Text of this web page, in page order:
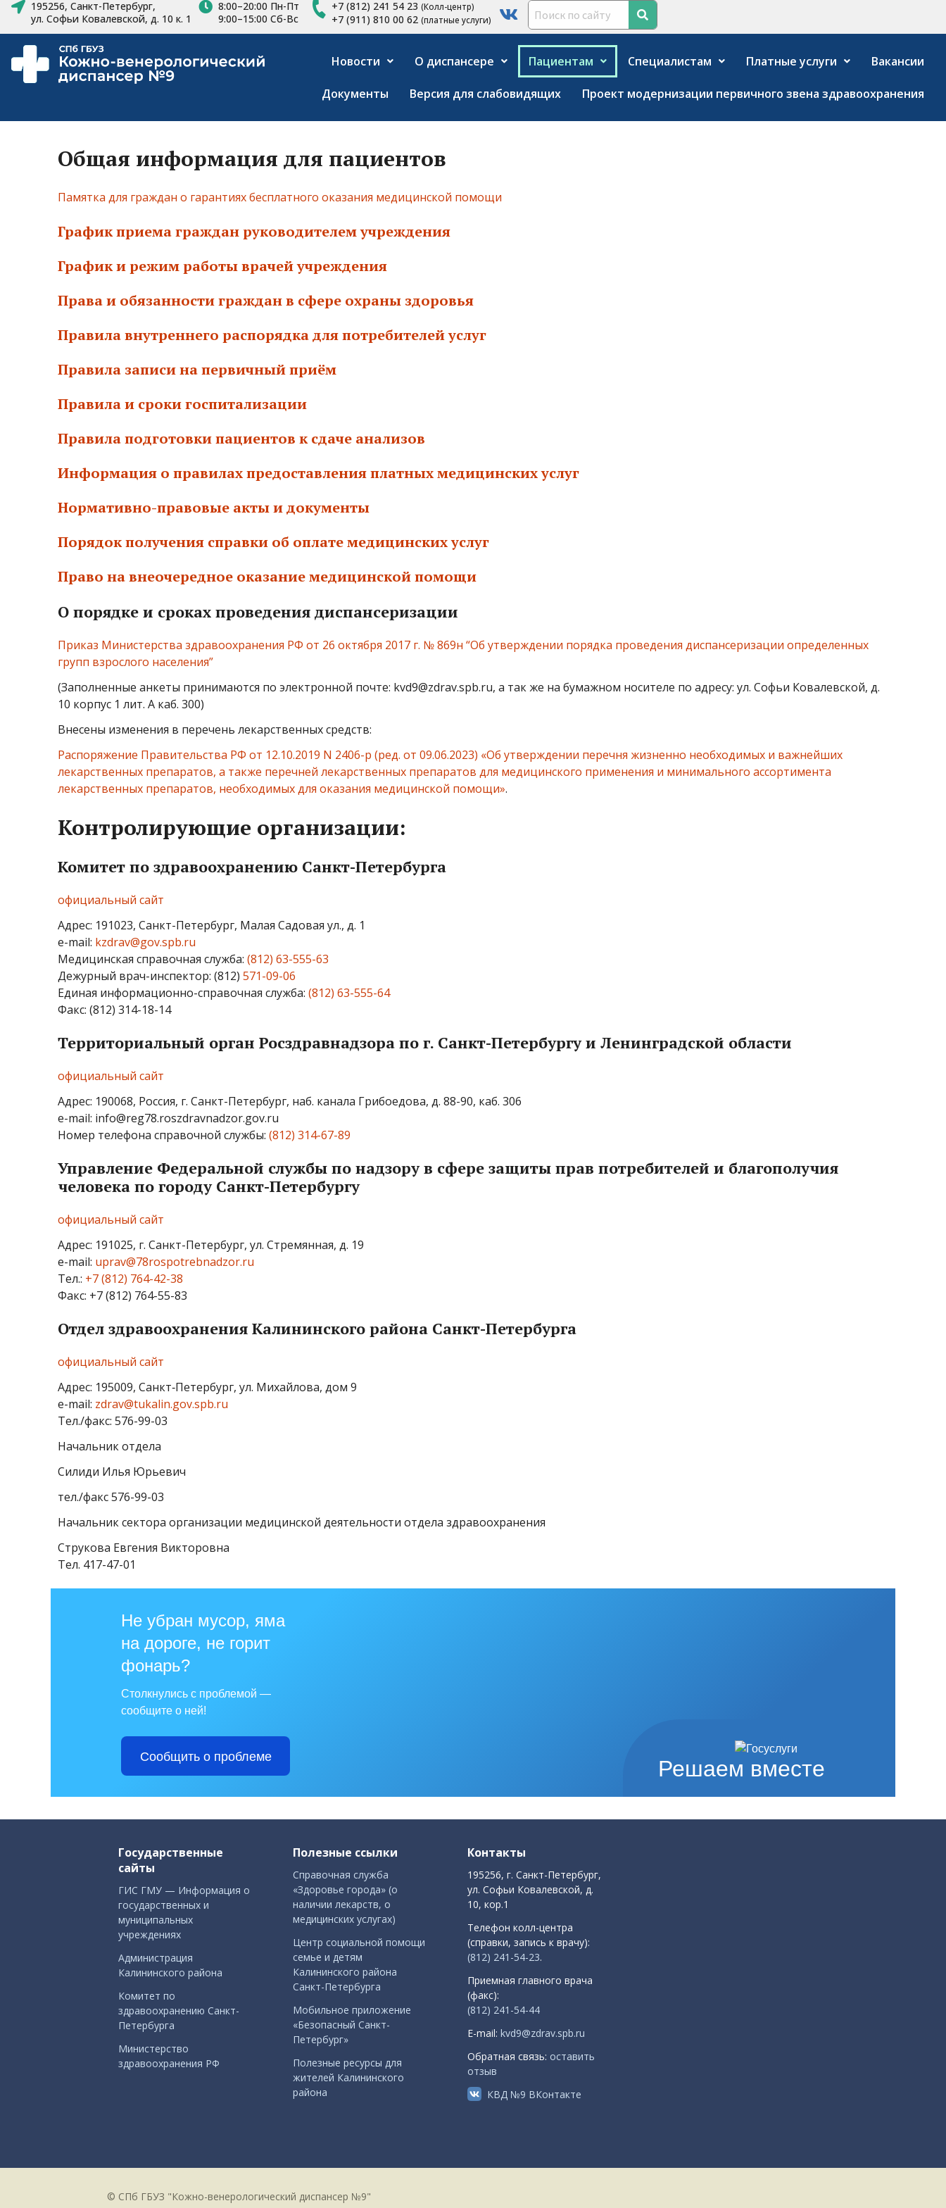
195256, Санкт-Петербург,
ул. Софьи Ковалевской, д. 10 к. 1
8:00–20:00 Пн-Пт
9:00–15:00 Сб-Вс
+7 (812) 241 54 23 (Колл-центр)
+7 (911) 810 00 62 (платные услуги)
Новости О диспансере Пациентам Специалистам Платные услуги Вакансии
Документы Версия для слабовидящих Проект модернизации первичного звена здравоохранения
Общая информация для пациентов
Памятка для граждан о гарантиях бесплатного оказания медицинской помощи
График приема граждан руководителем учреждения
График и режим работы врачей учреждения
Права и обязанности граждан в сфере охраны здоровья
Правила внутреннего распорядка для потребителей услуг
Правила записи на первичный приём
Правила и сроки госпитализации
Правила подготовки пациентов к сдаче анализов
Информация о правилах предоставления платных медицинских услуг
Нормативно-правовые акты и документы
Порядок получения справки об оплате медицинских услуг
Право на внеочередное оказание медицинской помощи
О порядке и сроках проведения диспансеризации
Приказ Министерства здравоохранения РФ от 26 октября 2017 г. № 869н “Об утверждении порядка проведения диспансеризации определенных
групп взрослого населения”
(Заполненные анкеты принимаются по электронной почте: kvd9@zdrav.spb.ru, а так же на бумажном носителе по адресу: ул. Софьи Ковалевской, д.
10 корпус 1 лит. А каб. 300)
Внесены изменения в перечень лекарственных средств:
Распоряжение Правительства РФ от 12.10.2019 N 2406-р (ред. от 09.06.2023) «Об утверждении перечня жизненно необходимых и важнейших
лекарственных препаратов, а также перечней лекарственных препаратов для медицинского применения и минимального ассортимента
лекарственных препаратов, необходимых для оказания медицинской помощи».
Контролирующие организации:
Комитет по здравоохранению Санкт-Петербурга
официальный сайт
Адрес: 191023, Санкт-Петербург, Малая Садовая ул., д. 1
e-mail: kzdrav@gov.spb.ru
Медицинская справочная служба: (812) 63-555-63
Дежурный врач-инспектор: (812) 571-09-06
Единая информационно-справочная служба: (812) 63-555-64
Факс: (812) 314-18-14
Территориальный орган Росздравнадзора по г. Санкт-Петербургу и Ленинградской области
официальный сайт
Адрес: 190068, Россия, г. Санкт-Петербург, наб. канала Грибоедова, д. 88-90, каб. 306
e-mail: info@reg78.roszdravnadzor.gov.ru
Номер телефона справочной службы: (812) 314-67-89
Управление Федеральной службы по надзору в сфере защиты прав потребителей и благополучия
человека по городу Санкт-Петербургу
официальный сайт
Адрес: 191025, г. Санкт-Петербург, ул. Стремянная, д. 19
e-mail: uprav@78rospotrebnadzor.ru
Тел.: +7 (812) 764-42-38
Факс: +7 (812) 764-55-83
Отдел здравоохранения Калининского района Санкт-Петербурга
официальный сайт
Адрес: 195009, Санкт‑Петербург, ул. Михайлова, дом 9
e-mail: zdrav@tukalin.gov.spb.ru
Тел./факс: 576-99-03
Начальник отдела
Силиди Илья Юрьевич
тел./факс 576-99-03
Начальник сектора организации медицинской деятельности отдела здравоохранения
Струкова Евгения Викторовна
Тел. 417-47-01
Решаем вместе
Не убран мусор, яма
на дороге, не горит
фонарь?
Столкнулись с проблемой —
сообщите о ней!
Сообщить о проблеме
Государственные
сайты
ГИС ГМУ — Информация о
государственных и
муниципальных
учреждениях
Администрация
Калининского района
Комитет по
здравоохранению Санкт-
Петербурга
Министерство
здравоохранения РФ
Полезные ссылки
Справочная служба
«Здоровье города» (о
наличии лекарств, о
медицинских услугах)
Центр социальной помощи
семье и детям
Калининского района
Санкт-Петербурга
Мобильное приложение
«Безопасный Санкт-
Петербург»
Полезные ресурсы для
жителей Калининского
района
Контакты
195256, г. Санкт-Петербург,
ул. Софьи Ковалевской, д.
10, кор.1
Телефон колл-центра
(справки, запись к врачу):
(812) 241-54-23.
Приемная главного врача
(факс):
(812) 241-54-44
E-mail: kvd9@zdrav.spb.ru
Обратная связь: оставить
отзыв
КВД №9 ВКонтакте
© СПб ГБУЗ "Кожно-венерологический диспансер №9"